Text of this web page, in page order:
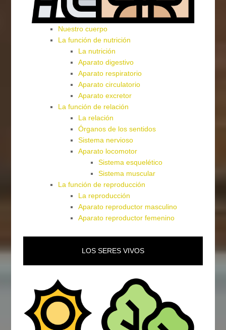
Nuestro cuerpo
La función de nutrición
La nutrición
Aparato digestivo
Aparato respiratorio
Aparato circulatorio
Aparato excretor
La función de relación
La relación
Órganos de los sentidos
Sistema nervioso
Aparato locomotor
Sistema esquelético
Sistema muscular
La función de reproducción
La reproducción
Aparato reproductor masculino
Aparato reproductor femenino
LOS SERES VIVOS